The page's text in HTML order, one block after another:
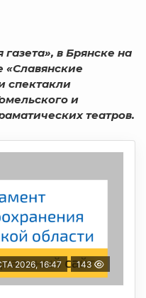
в Брянске на
спектакли
и
театров.
2026, 16:47 143